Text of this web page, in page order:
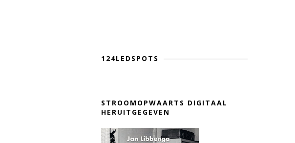
124LEDSPOTS
STROOMOPWAARTS DIGITAAL
HERUITGEGEVEN